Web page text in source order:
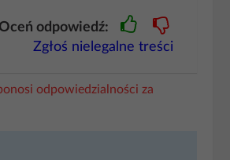
odpowiedź:
Zgłoś nielegalne treści
odpowiedzialności za